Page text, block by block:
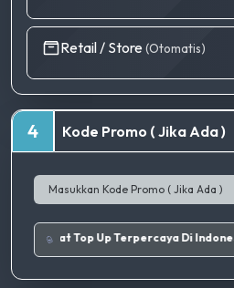
Retail / Store (Otomatis)
4 Kode Promo ( Jika Ada )
Tempat Top Up Terpercaya Di Indonesia